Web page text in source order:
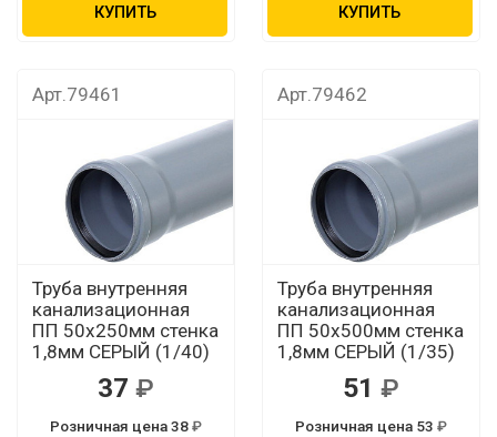
КУПИТЬ КУПИТЬ
Арт.79461
Труба внутренняя
канализационная
ПП 50х250мм стенка
1,8мм СЕРЫЙ (1/40)
37
Розничная цена 38
Арт.79462
Труба внутренняя
канализационная
ПП 50х500мм стенка
1,8мм СЕРЫЙ (1/35)
51
Розничная цена 53